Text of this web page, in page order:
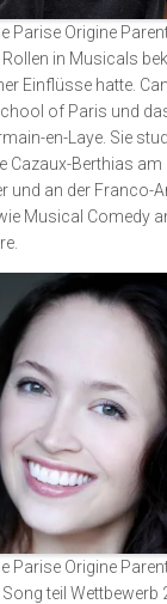
Parise Origine
in Musicals
Einflüsse hatte.
of Paris und
en-Laye. Sie
Cazaux-Berthias am
und an der Franco-
Musical Comedy
Parise Origine
teil Wettbewerb